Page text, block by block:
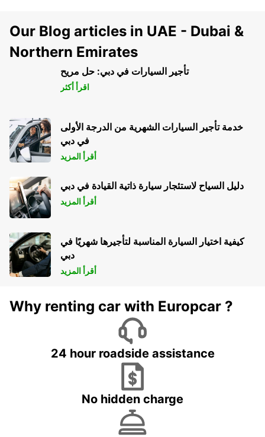
Our Blog articles in UAE - Dubai &
Northern Emirates
تأجير السيارات في دبي: حل مريح
اقرأ أكثر
خدمة تأجير السيارات الشهرية من الدرجة الأولى
في دبي
أقرأ المزيد
دليل السياح لاستئجار سيارة ذاتية القيادة في دبي
أقرأ المزيد
كيفية اختيار السيارة المناسبة لتأجيرها شهريًا في
دبي
أقرأ المزيد
Why renting car with Europcar ?
24 hour roadside assistance
No hidden charge